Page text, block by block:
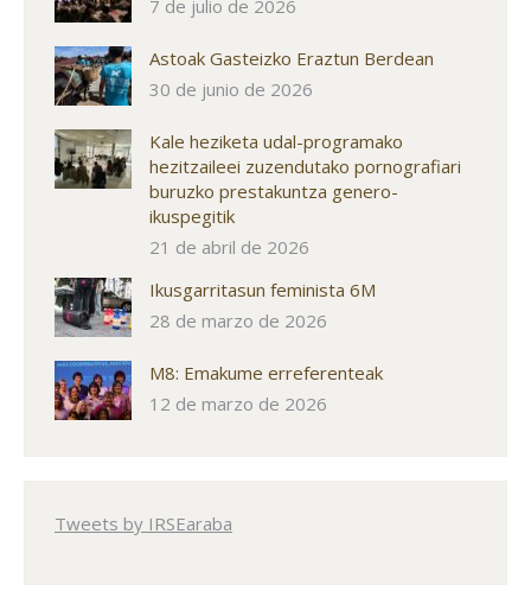
7 de julio de 2026
Astoak Gasteizko Eraztun Berdean
30 de junio de 2026
Kale heziketa udal-programako
hezitzaileei zuzendutako pornografiari
buruzko prestakuntza genero-
ikuspegitik
21 de abril de 2026
Ikusgarritasun feminista 6M
28 de marzo de 2026
M8: Emakume erreferenteak
12 de marzo de 2026
Tweets by IRSEaraba